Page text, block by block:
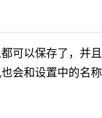
可以保存了，并
会和设置中的名